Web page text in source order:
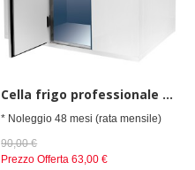
Cella frigo professionale da spessore 80 mm,senza gruppo refrigerante h=2010 mm, 2100x2100 mm
* Noleggio 48 mesi (rata mensile)
90,00 €
Prezzo Offerta 63,00 €